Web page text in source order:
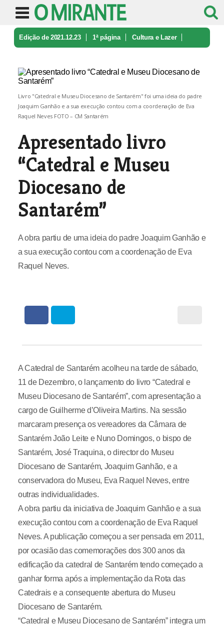
Edição de 2021.12.23 1ª página Cultura e Lazer
Livro "Catedral e Museu Diocesano de Santarém" foi uma ideia do padre
Joaquim Ganhão e a sua execução contou com a coordenação de Eva
Raquel Neves FOTO – CM Santarém
Apresentado livro
“Catedral e Museu
Diocesano de
Santarém”
A obra partiu de uma ideia do padre Joaquim Ganhão e
a sua execução contou com a coordenação de Eva
Raquel Neves.
A Catedral de Santarém acolheu na tarde de sábado,
11 de Dezembro, o lançamento do livro “Catedral e
Museu Diocesano de Santarém”, com apresentação a
cargo de Guilherme d’Oliveira Martins. Na sessão
marcaram presença os vereadores da Câmara de
Santarém João Leite e Nuno Domingos, o bispo de
Santarém, José Traquina, o director do Museu
Diocesano de Santarém, Joaquim Ganhão, e a
conservadora do Museu, Eva Raquel Neves, entre
outras individualidades.
A obra partiu da iniciativa de Joaquim Ganhão e a sua
execução contou com a coordenação de Eva Raquel
Neves. A publicação começou a ser pensada em 2011,
por ocasião das comemorações dos 300 anos da
edificação da catedral de Santarém tendo começado a
ganhar forma após a implementação da Rota das
Catedrais e a consequente abertura do Museu
Diocesano de Santarém.
“Catedral e Museu Diocesano de Santarém” integra um